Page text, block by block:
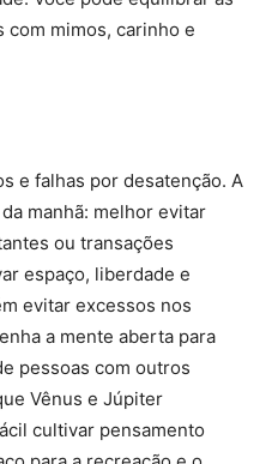
com mimos, carinho e
e falhas por desatenção. A
manhã: melhor evitar
ou transações
espaço, liberdade e
evitar excessos nos
a mente aberta para
pessoas com outros
Vênus e Júpiter
cultivar pensamento